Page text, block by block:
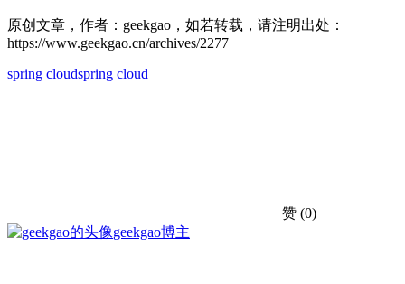
原创文章，作者：geekgao，如若转载，请注明出处：
https://www.geekgao.cn/archives/2277
spring cloudspring cloud
赞 (0)
geekgao博主